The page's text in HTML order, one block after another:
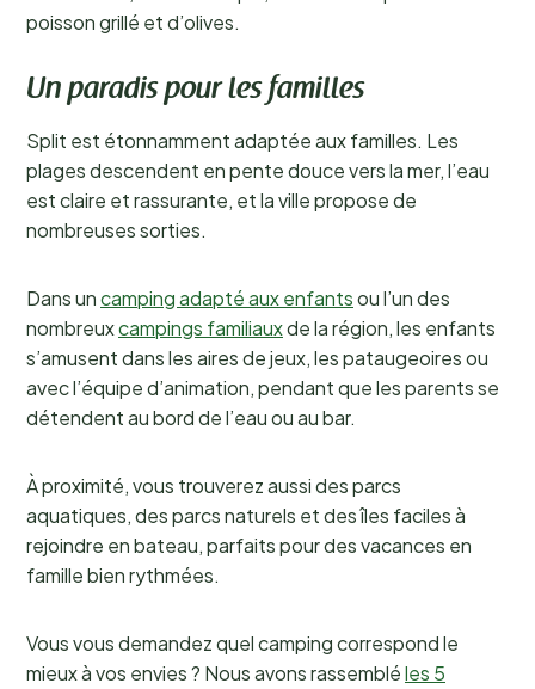
poisson grillé et d’olives.
Un paradis pour les familles
Split est étonnamment adaptée aux familles. Les
plages descendent en pente douce vers la mer, l’eau
est claire et rassurante, et la ville propose de
nombreuses sorties.
Dans uncamping adapté aux enfantsou l’un des
nombreuxcampings familiauxde la région, les enfants
s’amusent dans les aires de jeux, les pataugeoires ou
avec l’équipe d’animation, pendant que les parents se
détendent au bord de l’eau ou au bar.
À proximité, vous trouverez aussi des parcs
aquatiques, des parcs naturels et des îles faciles à
rejoindre en bateau, parfaits pour des vacances en
famille bien rythmées.
Vous vous demandez quel camping correspond le
mieux à vos envies ? Nous avons rassembléles 5